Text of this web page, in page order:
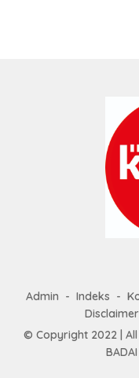
Admin Indeks
Disclaimer
© Copyright 2022 |
BADAI